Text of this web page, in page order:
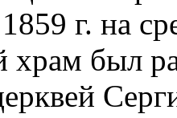
г. на
храм был